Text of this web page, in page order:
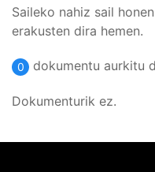
Saileko nahiz sail
erakusten dira hemen.
0 dokumentu aurkitu
Dokumenturik ez.